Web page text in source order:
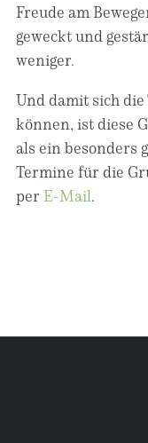
Freude am
geweckt und
weniger.
Und damit sich
können, ist diese
als ein besonders
Termine für die
per E-Mail.